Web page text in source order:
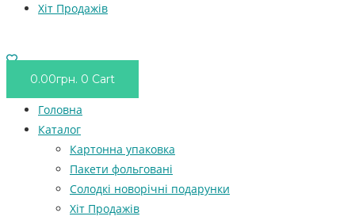
Хіт Продажів
0.00грн. 0 Cart
Головна
Каталог
Картонна упаковка
Пакети фольговані
Солодкі новорічні подарунки
Хіт Продажів